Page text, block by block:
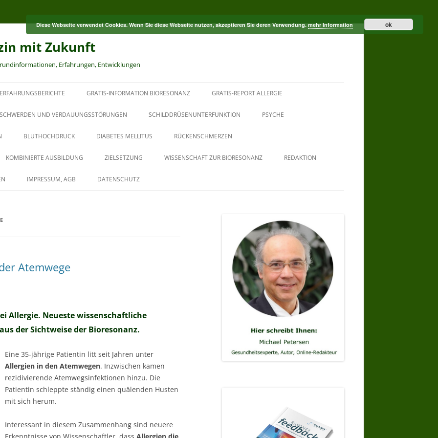
mit Zukunft
Erfahrungen, Entwicklungen
ERFAHRUNGSBERICHTE GRATIS-INFORMATION BIORESONANZ GRATIS-REPORT ALLERGIE
UND VERDAUUNGSSTÖRUNGEN SCHILDDRÜSENUNTERFUNKTION PSYCHE
BLUTHOCHDRUCK DIABETES MELLITUS RÜCKENSCHMERZEN
KOMBINIERTE AUSBILDUNG
AUS DER PAUL-SCHMIDT-
ZIELSETZUNG WISSENSCHAFT ZUR BIORESONANZ REDAKTION
IMPRESSUM, AGB DATENSCHUTZ
Atemwege
Allergie. Neueste wissenschaftliche
der Sichtweise der Bioresonanz.
Eine 35-jährige Patientin litt seit Jahren unter
Allergien in den Atemwegen. Inzwischen kamen
rezidivierende Atemwegsinfektionen hinzu. Die
Patientin schleppte ständig einen quälenden Husten
mit sich herum.
Interessant in diesem Zusammenhang sind neuere
Diese Webseite verwendet Cookies. Wenn Sie diese Webseite nutzen, akzeptieren Sie deren Verwendung.mehr Information ok